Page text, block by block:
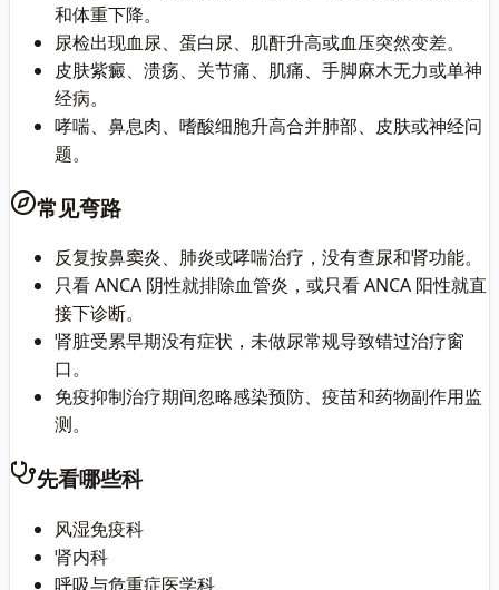
和体重下降。
尿检出现血尿、蛋白尿、肌酐升高或血压突然变差。
皮肤紫癜、溃疡、关节痛、肌痛、手脚麻木无力或单神
经病。
哮喘、鼻息肉、嗜酸细胞升高合并肺部、皮肤或神经问
题。
常见弯路
反复按鼻窦炎、肺炎或哮喘治疗，没有查尿和肾功能。
只看 ANCA 阴性就排除血管炎，或只看 ANCA 阳性就直
接下诊断。
肾脏受累早期没有症状，未做尿常规导致错过治疗窗
口。
免疫抑制治疗期间忽略感染预防、疫苗和药物副作用监
测。
先看哪些科
风湿免疫科
肾内科
呼吸与危重症医学科